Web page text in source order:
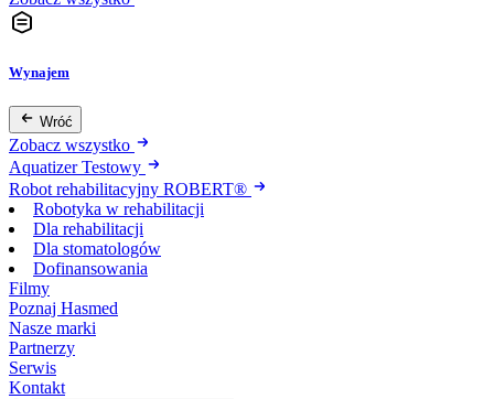
Wynajem
Wróć
Zobacz wszystko
Aquatizer Testowy
Robot rehabilitacyjny ROBERT®
Robotyka w rehabilitacji
Dla rehabilitacji
Dla stomatologów
Dofinansowania
Filmy
Poznaj Hasmed
Nasze marki
Partnerzy
Serwis
Kontakt